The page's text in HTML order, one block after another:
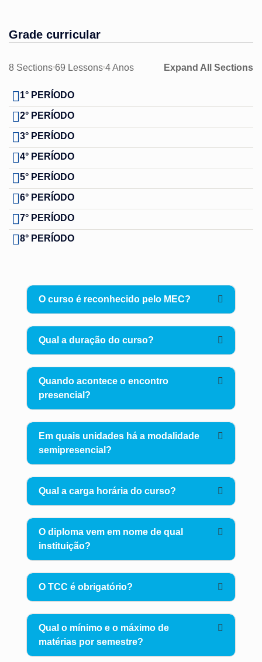
Grade curricular
8 Sections 69 Lessons 4 Anos Expand All Sections
1° PERÍODO
2° PERÍODO
3° PERÍODO
4° PERÍODO
5° PERÍODO
6° PERÍODO
7° PERÍODO
8° PERÍODO
O curso é reconhecido pelo MEC?
Qual a duração do curso?
Quando acontece o encontro
presencial?
Em quais unidades há a modalidade
semipresencial?
Qual a carga horária do curso?
O diploma vem em nome de qual
instituição?
O TCC é obrigatório?
Qual o mínimo e o máximo de
matérias por semestre?